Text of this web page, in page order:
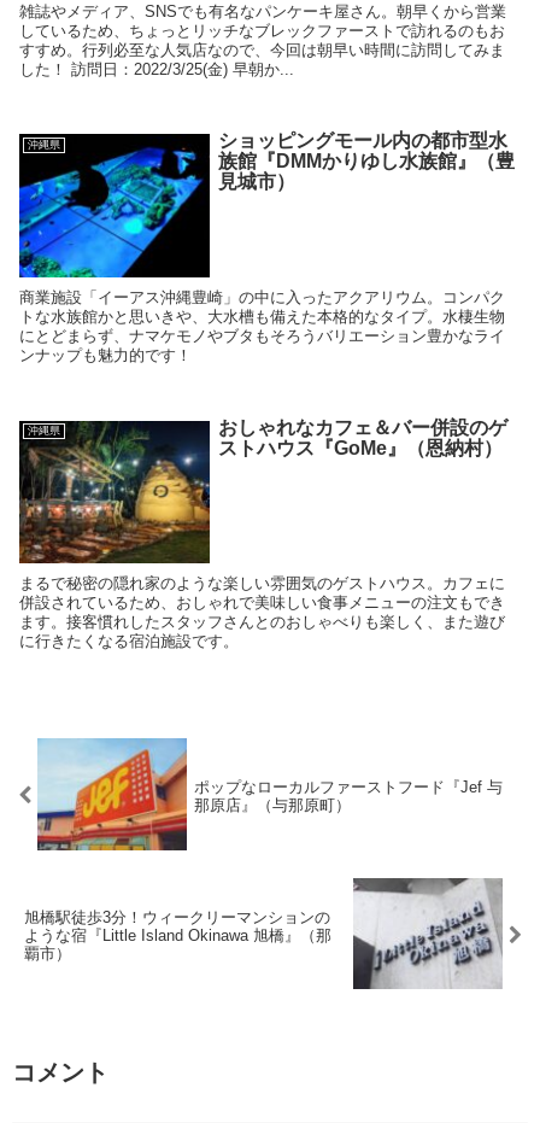
雑誌やメディア、SNSでも有名なパンケーキ屋さん。朝早くから営業
しているため、ちょっとリッチなブレックファーストで訪れるのもお
すすめ。行列必至な人気店なので、今回は朝早い時間に訪問してみま
した！ 訪問日：2022/3/25(金) 早朝か...
沖縄県
ショッピングモール内の都市型水
族館『DMMかりゆし水族館』（豊
見城市）
商業施設「イーアス沖縄豊崎」の中に入ったアクアリウム。コンパク
トな水族館かと思いきや、大水槽も備えた本格的なタイプ。水棲生物
にとどまらず、ナマケモノやブタもそろうバリエーション豊かなライ
ンナップも魅力的です！
沖縄県
おしゃれなカフェ＆バー併設のゲ
ストハウス『GoMe』（恩納村）
まるで秘密の隠れ家のような楽しい雰囲気のゲストハウス。カフェに
併設されているため、おしゃれで美味しい食事メニューの注文もでき
ます。接客慣れしたスタッフさんとのおしゃべりも楽しく、また遊び
に行きたくなる宿泊施設です。
ポップなローカルファーストフード『Jef 与
那原店』（与那原町）
旭橋駅徒歩3分！ウィークリーマンションの
ような宿『Little Island Okinawa 旭橋』（那
覇市）
コメント